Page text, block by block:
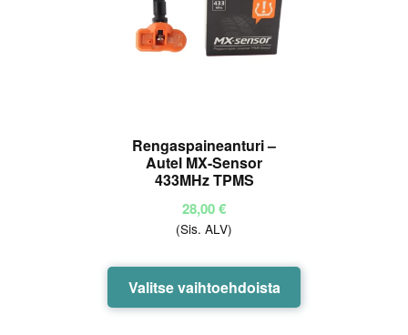
Rengaspaineanturi –
Autel MX-Sensor
433MHz TPMS
28,00€
(Sis. ALV)
Valitse vaihtoehdoista
Tällä
tuotteella